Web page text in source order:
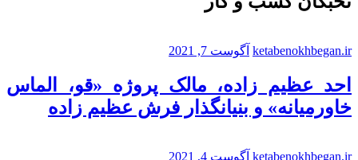
ketabenokhbegan.ir آگوست 7, 2021
احد عظیم زاده، مالک پروژه «قو، الماس
خاورمیانه» و بنیانگذار فرش عظیم زاده
ketabenokhbegan.ir آگوست 4, 2021